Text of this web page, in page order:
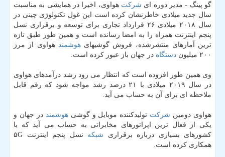
گو پینگ - مدیر دوره ای شركت هواوی، اخیرا در همایشی به مناسبت
سال جدید میلادی خاطرنشان كرده است این غول تكنولوژی چینی در
سال ۲۰۱۸ میلادی ۲۶ قرارداد تجاری برای توسعه و برقراری نسل
پنجم اینترنت همراه را به امضا رسانده است و همین طور طبق تازه
ترین آمارهای منتشرشده، فروش گوشیهایهوشمند هواوی از مرز
۲۰۰ میلیون
دستگاه در جهان باز عبور كرده است.
وی همین طور افزوده است كه انتظار می رود رشد درآمدهای هواوی
در سال ۲۰۱۹ میلادی با ۲۱ درصد رشد مواجه شود كه رقم قابل
ملاحظه ای برای آن به حساب می آید.
هواوی دومین شركت تولیدكننده موبایل و گوشیهوشمند در جهان و
یكی از فعال ترین اپراتورهای مخابراتی به حساب می آید كه با
كشورهای بسیاری درباره برقراری شبكه
نسل پنجم اینترنت ۵G
همكاری كرده است.